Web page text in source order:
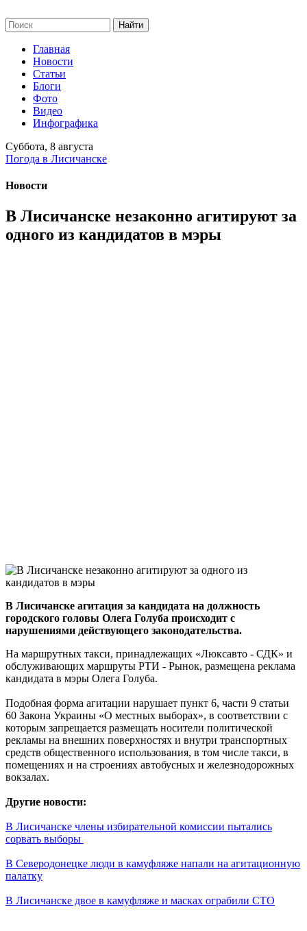
Главная
Новости
Статьи
Блоги
Фото
Видео
Инфографика
Суббота, 8 августа
Погода в Лисичанске
Новости
В Лисичанске незаконно агитируют за
одного из кандидатов в мэры
В Лисичанске агитация за кандидата на должность
городского головы Олега Голуба происходит с
нарушениями действующего законодательства.
На маршрутных такси, принадлежащих «Люксавто - СДК» и
обслуживающих маршруты РТИ - Рынок, размещена реклама
кандидата в мэры Олега Голуба.
Подобная форма агитации нарушает пункт 6, части 9 статьи
60 Закона Украины «О местных выборах», в соответствии с
которым запрещается размещать носители политической
рекламы на внешних поверхностях и внутри транспортных
средств общественного использования, в том числе такси, в
помещениях и на строениях автобусных и железнодорожных
вокзалах.
Другие новости:
В Лисичанске члены избирательной комиссии пытались
сорвать выборы
В Северодонецке люди в камуфляже напали на агитационную
палатку
В Лисичанске двое в камуфляже и масках ограбили СТО